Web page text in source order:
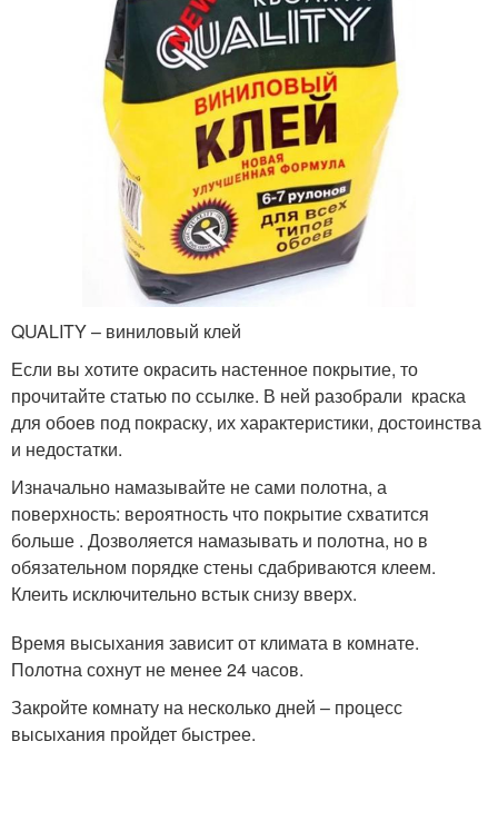
QUALITY – виниловый клей
Если вы хотите окрасить настенное покрытие, то
прочитайте статью по ссылке. В ней разобрали краска
для обоев под покраску, их характеристики, достоинства
и недостатки.
Изначально намазывайте не сами полотна, а
поверхность: вероятность что покрытие схватится
больше . Дозволяется намазывать и полотна, но в
обязательном порядке стены сдабриваются клеем.
Клеить исключительно встык снизу вверх.
Время высыхания зависит от климата в комнате.
Полотна сохнут не менее 24 часов.
Закройте комнату на несколько дней – процесс
высыхания пройдет быстрее.